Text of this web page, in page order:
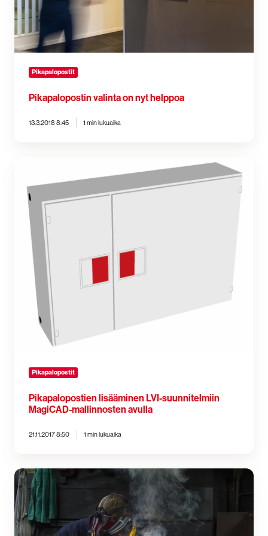
Pikapalopostit
Pikapalopostin valinta on nyt helppoa
13.3.2018 8:45 1 min lukuaika
LVI-
suunnitelmiin
MagiCAD-
mallinnosten
avulla
Pikapalopostit
Pikapalopostien lisääminen LVI-suunnitelmiin
MagiCAD-mallinnosten avulla
21.11.2017 8:50 1 min lukuaika
Mikä
sammutin
tulitöihin?